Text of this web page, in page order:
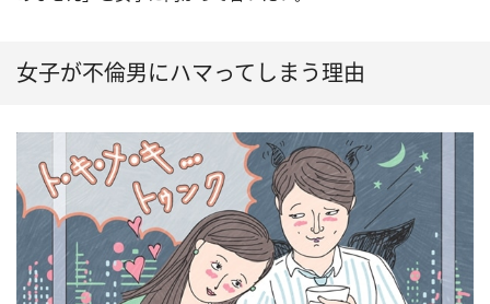
女子が不倫男にハマってしまう理由